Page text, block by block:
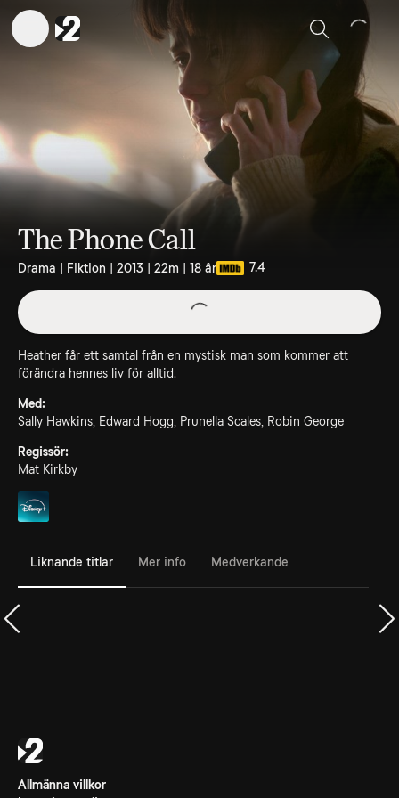
Sök
The Phone Call
Drama | Fiktion | 2013 | 22m | 18 år 7.4
Heather får ett samtal från en mystisk man som kommer att
förändra hennes liv för alltid.
Med:
Sally Hawkins, Edward Hogg, Prunella Scales, Robin George
Regissör:
Mat Kirkby
Liknande titlar Mer info Medverkande
Allmänna villkor